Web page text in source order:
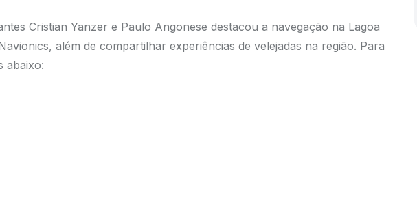
Cristian Yanzer e Paulo Angonese destacou a navegação na Lagoa
além de compartilhar experiências de velejadas na região. Para
abaixo: